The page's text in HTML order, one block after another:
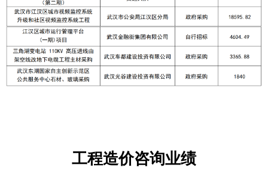
工程造价咨询业绩